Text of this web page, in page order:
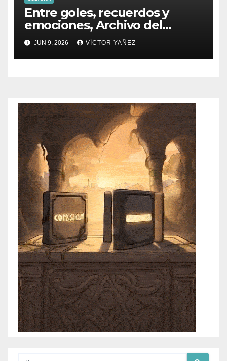
Entre goles, recuerdos y
emociones, Archivo del
PJEdomex inauguró
exposición
JUN 9, 2026 VÍCTOR YAÑEZ